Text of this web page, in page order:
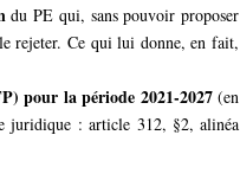
du PE qui, sans pouvoir proposer
rejeter. Ce qui lui donne, en fait,
pour la période 2021-2027(en
juridique : article 312, §2, alinéa